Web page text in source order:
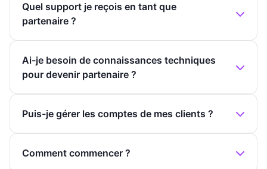
Quel support je reçois en tant que
partenaire ?
Ai-je besoin de connaissances techniques
pour devenir partenaire ?
Puis-je gérer les comptes de mes clients ?
Comment commencer ?